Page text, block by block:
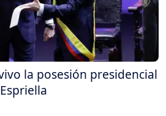
la posesión presidencial